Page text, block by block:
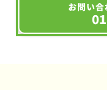
お問い合